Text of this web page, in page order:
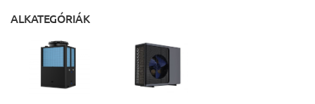
ALKATEGÓRIÁK